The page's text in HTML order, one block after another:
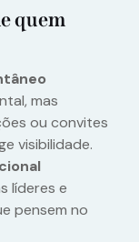
quem
mas
ou convites
visibilidade.
líderes e
pensem no